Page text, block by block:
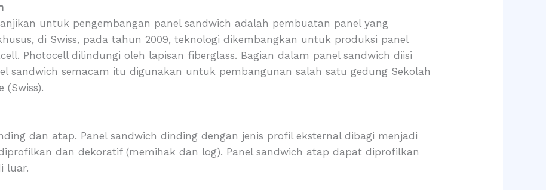
untuk pengembangan panel sandwich adalah pembuatan panel yang
di Swiss, pada tahun 2009, teknologi dikembangkan untuk produksi panel
Photocell dilindungi oleh lapisan fiberglass. Bagian dalam panel sandwich diisi
sandwich semacam itu digunakan untuk pembangunan salah satu gedung Sekolah
(Swiss).
dan atap. Panel sandwich dinding dengan jenis profil eksternal dibagi menjadi
dan dekoratif (memihak dan log). Panel sandwich atap dapat diprofilkan
luar.